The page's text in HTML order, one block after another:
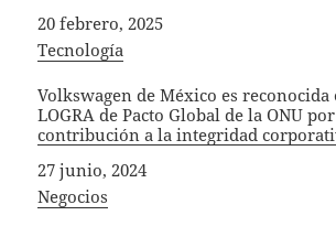
Fecha
20 febrero, 2025
In relation to
Tecnología
Volkswagen de México es reconocida
LOGRA de Pacto Global de la ONU
contribución a la integridad
Fecha
27 junio, 2024
In relation to
Negocios